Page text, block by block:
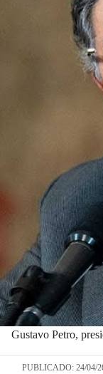
Gustavo Petro,
PUBLICADO: 24/04/